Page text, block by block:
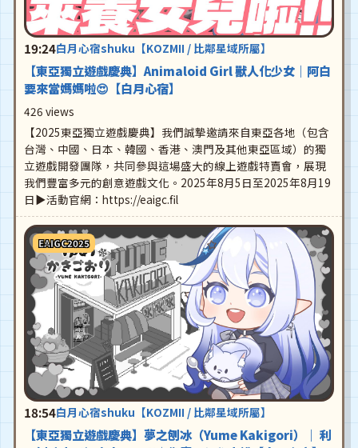
19:24白月心宿shuku【KOZMII / 比鄰星域所屬】
【東亞獨立遊戲慶典】Animaloid Girl 獸人化少女｜阿白
要來當媽媽啦😍【白月心宿】
426 views
【2025東亞獨立遊戲慶典】我們誠摯邀請來自東亞各地（包含
台灣、中國、日本、韓國、香港、澳門及其他東亞區域）的獨
立遊戲開發團隊，共同參與這場盛大的線上遊戲特賣會，展現
我們豐富多元的創意遊戲文化。2025年8月5日至2025年8月19
日▶活動官網：https://eaigc.fil
EAIGC2025
18:54白月心宿shuku【KOZMII / 比鄰星域所屬】
【東亞獨立遊戲慶典】夢之刨冰（Yume Kakigori）｜ 利